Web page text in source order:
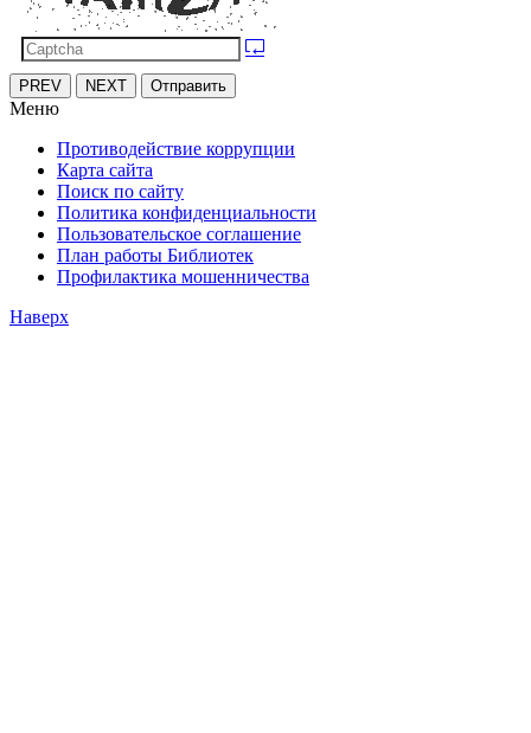
PREV NEXT Отправить
Меню
Противодействие коррупции
Карта сайта
Поиск по сайту
Политика конфиденциальности
Пользовательское соглашение
План работы Библиотек
Профилактика мошенничества
Наверх